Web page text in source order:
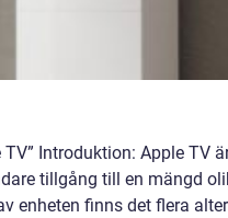
Introduktion: Apple TV
tillgång till en mängd
enheten finns det flera